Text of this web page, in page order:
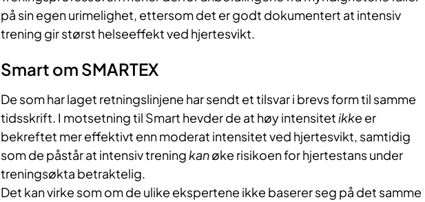
på sin egen urimelighet, ettersom det er godt dokumentert at intensiv
trening gir størst helseeffekt ved hjertesvikt.
Smart om SMARTEX
De som har laget retningslinjene har sendt et tilsvar i brevs form til samme
tidsskrift. I motsetning til Smart hevder de at høy intensitet ikkeer
bekreftet mer effektivt enn moderat intensitet ved hjertesvikt, samtidig
som de påstår at intensiv trening kanøke risikoen for hjertestans under
treningsøkta betraktelig.
Det kan virke som om de ulike ekspertene ikke baserer seg på det samme